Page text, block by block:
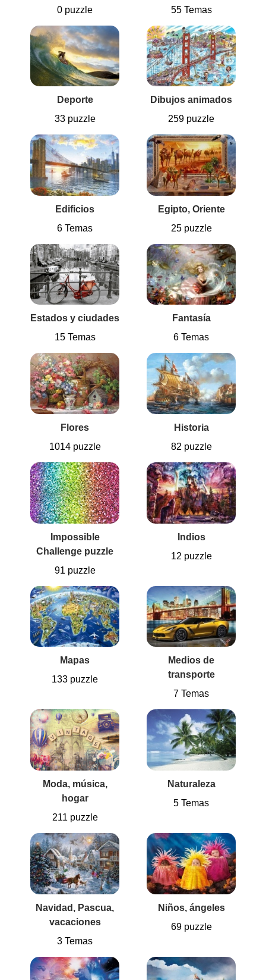
0 puzzle
55 Temas
Deporte
33 puzzle
Dibujos animados
259 puzzle
Edificios
6 Temas
Egipto, Oriente
25 puzzle
Estados y ciudades
15 Temas
Fantasía
6 Temas
Flores
1014 puzzle
Historia
82 puzzle
Impossible
Challenge puzzle
91 puzzle
Indios
12 puzzle
Mapas
133 puzzle
Medios de
transporte
7 Temas
Moda, música,
hogar
211 puzzle
Naturaleza
5 Temas
Navidad, Pascua,
vacaciones
3 Temas
Niños, ángeles
69 puzzle